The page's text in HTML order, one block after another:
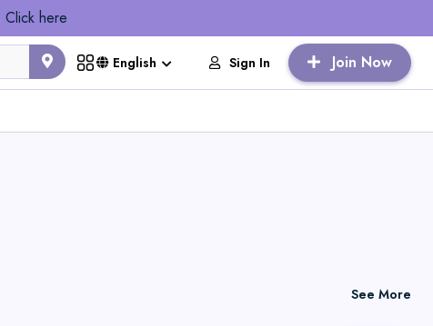
Click here
English Sign In Join Now
See More